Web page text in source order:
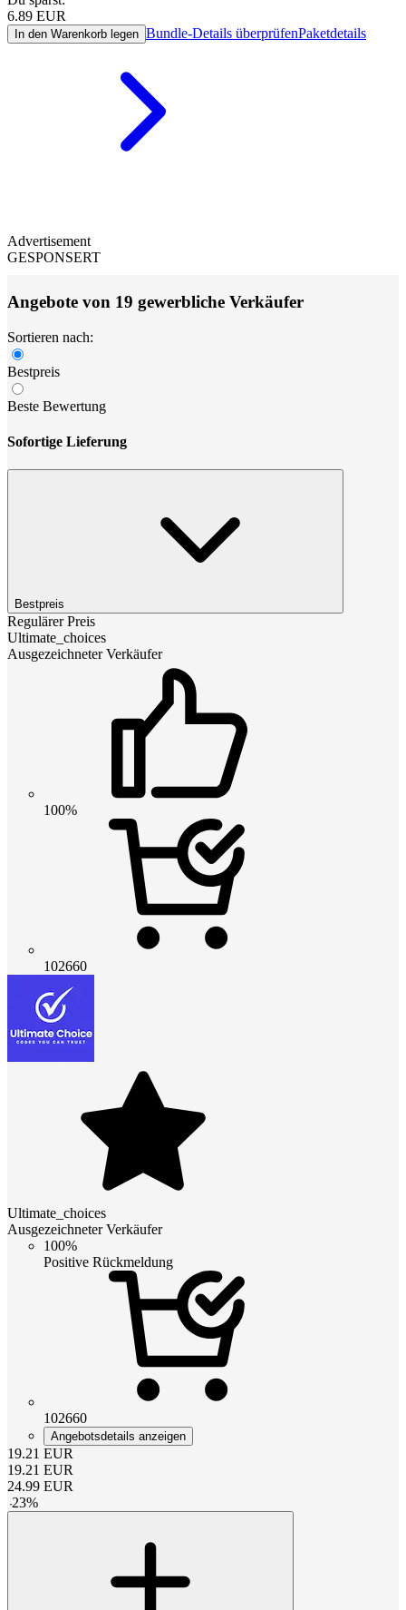
6.89 EUR
In den Warenkorb legen Bundle-Details überprüfenPaketdetails
Advertisement
GESPONSERT
Angebote von 19 gewerbliche Verkäufer
Sortieren nach:
Bestpreis
Beste Bewertung
Sofortige Lieferung
Bestpreis
Regulärer Preis
Ultimate_choices
Ausgezeichneter Verkäufer
100%
102660
Ultimate_choices
Ausgezeichneter Verkäufer
100%
Positive Rückmeldung
102660
Angebotsdetails anzeigen
19.21 EUR
19.21 EUR
24.99 EUR
-23%